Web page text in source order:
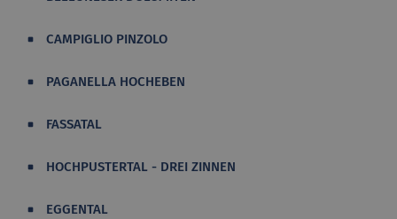
CAMPIGLIO PINZOLO
PAGANELLA HOCHEBEN
FASSATAL
HOCHPUSTERTAL - DREI ZINNEN
EGGENTAL